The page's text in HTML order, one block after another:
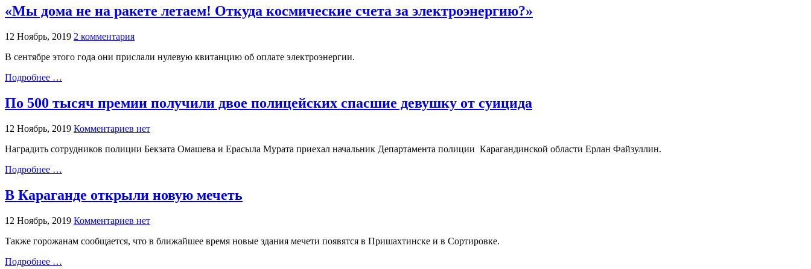
«Мы дома не на ракете летаем! Откуда космические счета за электроэнергию?»
12 Ноябрь, 2019 2 комментария
В сентябре этого года они прислали нулевую квитанцию об оплате электроэнергии.
Подробнее …
По 500 тысяч премии получили двое полицейских спасшие девушку от суицида
12 Ноябрь, 2019 Комментариев нет
Наградить сотрудников полиции Бекзата Омашева и Ерасыла Мурата приехал начальник Департамента полиции Карагандинской области Ерлан Файзуллин.
Подробнее …
В Караганде открыли новую мечеть
12 Ноябрь, 2019 Комментариев нет
Также горожанам сообщается, что в ближайшее время новые здания мечети появятся в Пришахтинске и в Сортировке.
Подробнее …